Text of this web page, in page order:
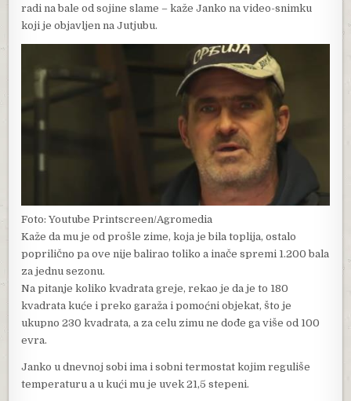
radi na bale od sojine slame – kaže Janko na video-snimku
koji je objavljen na Jutjubu.
Foto: Youtube Printscreen/Agromedia
Kaže da mu je od prošle zime, koja je bila toplija, ostalo
poprilično pa ove nije balirao toliko a inače spremi 1.200 bala
za jednu sezonu.
Na pitanje koliko kvadrata greje, rekao je da je to 180
kvadrata kuće i preko garaža i pomoćni objekat, što je
ukupno 230 kvadrata, a za celu zimu ne dođe ga više od 100
evra.
Janko u dnevnoj sobi ima i sobni termostat kojim reguliše
temperaturu a u kući mu je uvek 21,5 stepeni.